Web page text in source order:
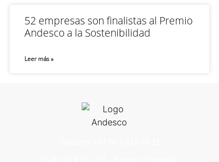
52 empresas son finalistas al Premio
Andesco a la Sostenibilidad
Leer más »